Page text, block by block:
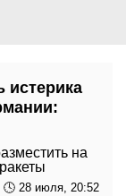
истерика
на
🕓 28 июля, 20:52